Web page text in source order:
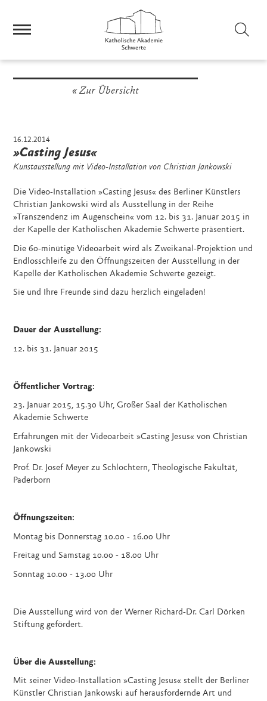
Zur Übersicht
16.12.2014
»Casting Jesus«
Kunstausstellung mit Video-Installation von Christian Jankowski
Die Video-Installation »Casting Jesus« des Berliner Künstlers
Christian Jankowski wird als Ausstellung in der Reihe
»Transzendenz im Augenschein« vom 12. bis 31. Januar 2015 in
der Kapelle der Katholischen Akademie Schwerte präsentiert.
Die 60-minütige Videoarbeit wird als Zweikanal-Projektion und
Endlosschleife zu den Öffnungszeiten der Ausstellung in der
Kapelle der Katholischen Akademie Schwerte gezeigt.
Sie und Ihre Freunde sind dazu herzlich eingeladen!
Dauer der Ausstellung:
12. bis 31. Januar 2015
Öffentlicher Vortrag:
23. Januar 2015, 15.30 Uhr, Großer Saal der Katholischen
Akademie Schwerte
Erfahrungen mit der Videoarbeit »Casting Jesus« von Christian
Jankowski
Prof. Dr. Josef Meyer zu Schlochtern, Theologische Fakultät,
Paderborn
Öffnungszeiten:
Montag bis Donnerstag 10.00 - 16.00 Uhr
Freitag und Samstag 10.00 - 18.00 Uhr
Sonntag 10.00 - 13.00 Uhr
Die Ausstellung wird von der Werner Richard-Dr. Carl Dörken
Stiftung gefördert.
Über die Ausstellung:
Mit seiner Video-Installation »Casting Jesus« stellt der Berliner
Künstler Christian Jankowski auf herausfordernde Art und